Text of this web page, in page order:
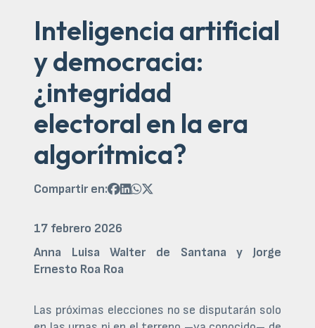
Inteligencia artificial
y democracia:
¿integridad
electoral en la era
algorítmica?
Compartir en:
17 febrero 2026
Anna Luisa Walter de Santana y Jorge
Ernesto Roa Roa
Las próximas elecciones no se disputarán solo